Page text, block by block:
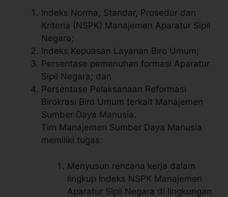
Indeks Norma, Standar, Prosedur dan
Kriteria (NSPK) Manajemen Aparatur Sipil
Negara;
Indeks Kepuasan Layanan Biro Umum;
Persentase pemenuhan formasi Aparatur
Sipil Negara; dan
Persentase Pelaksanaan Reformasi
Birokrasi Biro Umum terkait Manajemen
Sumber Daya Manusia.
Tim Manajemen Sumber Daya Manusia
memiliki tugas:
Menyusun rencana kerja dalam
lingkup Indeks NSPK Manajemen
Aparatur Sipil Negara di lingkungan